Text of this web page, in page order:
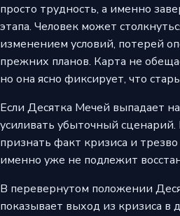
просто трудность, а именно
этапа. Человек может
изменением условий, потерей
прежних планов. Карта не
но она ясно фиксирует, что
Если Десятка Мечей выпадает
усиливать убыточный сценарий.
признать факт кризиса и
именно уже не подлежит
В перевернутом положении
показывает выход из кризиса в